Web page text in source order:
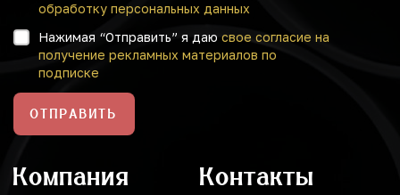
обработку персональных данных
Нажимая “Отправить” я даю свое согласие на
получение рекламных материалов по
подписке
ОТПРАВИТЬ
Компания Контакты